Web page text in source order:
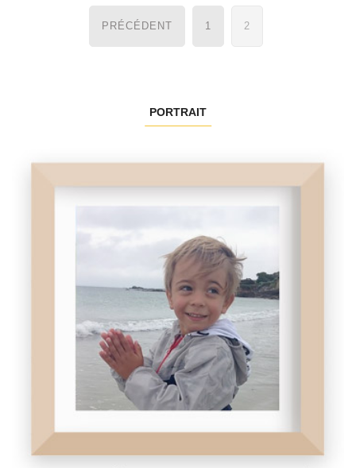
Navigation
des
PRÉCÉDENT 1 2
PORTRAIT